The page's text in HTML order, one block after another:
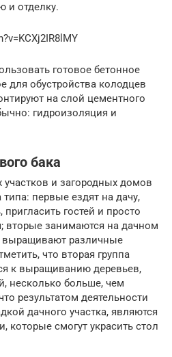
и отделку.
готовое бетонное
для обустройства колодцев
на слой цементного
гидроизоляция и
бака
и загородных домов
первые ездят на дачу,
гостей и просто
вторые занимаются на дачном
выращивают различные
что вторая группа
к выращиванию деревьев,
несколько больше, чем
результатом деятельности
дачного участка, являются
смогут украсить стол